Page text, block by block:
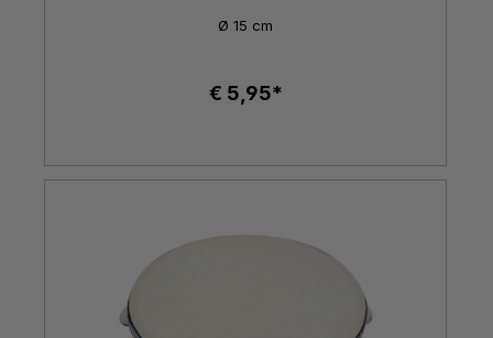
Ø 15 cm
€ 5,95*